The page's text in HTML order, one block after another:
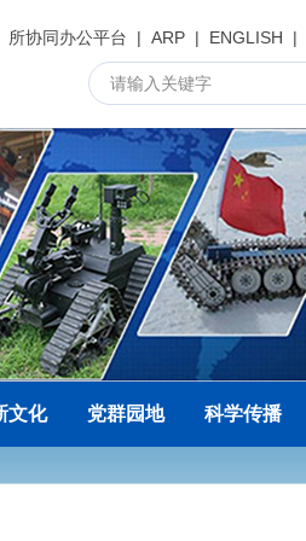
所协同办公平台 | ARP | ENGLISH |
文化 党群园地 科学传播